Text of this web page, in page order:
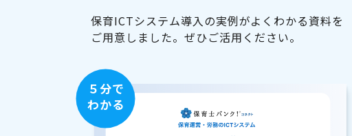
保育ICTシステム導入の実例がよくわかる資料を
ご用意しました。ぜひご活用ください。
５分で
わかる